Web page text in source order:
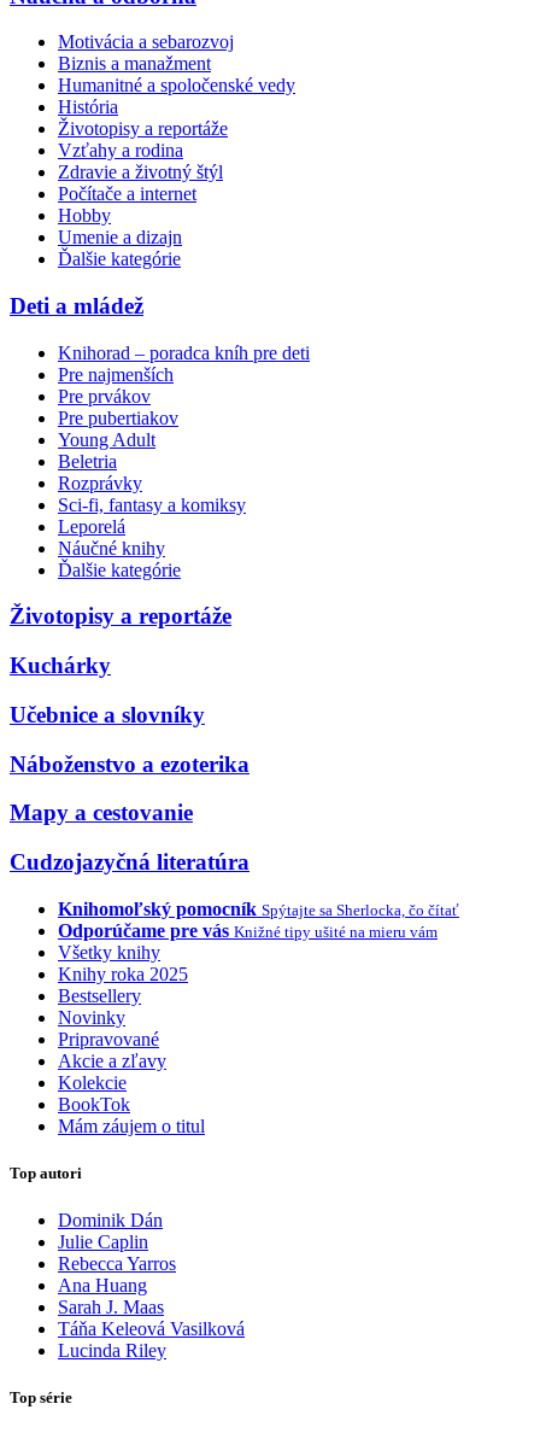
Motivácia a sebarozvoj
Biznis a manažment
Humanitné a spoločenské vedy
História
Životopisy a reportáže
Vzťahy a rodina
Zdravie a životný štýl
Počítače a internet
Hobby
Umenie a dizajn
Ďalšie kategórie
Deti a mládež
Knihorad – poradca kníh pre deti
Pre najmenších
Pre prvákov
Pre pubertiakov
Young Adult
Beletria
Rozprávky
Sci-fi, fantasy a komiksy
Leporelá
Náučné knihy
Ďalšie kategórie
Životopisy a reportáže
Kuchárky
Učebnice a slovníky
Náboženstvo a ezoterika
Mapy a cestovanie
Cudzojazyčná literatúra
Knihomoľský pomocník Spýtajte sa Sherlocka, čo čítať
Odporúčame pre vás Knižné tipy ušité na mieru vám
Všetky knihy
Knihy roka 2025
Bestsellery
Novinky
Pripravované
Akcie a zľavy
Kolekcie
BookTok
Mám záujem o titul
Top autori
Dominik Dán
Julie Caplin
Rebecca Yarros
Ana Huang
Sarah J. Maas
Táňa Keleová Vasilková
Lucinda Riley
Top série